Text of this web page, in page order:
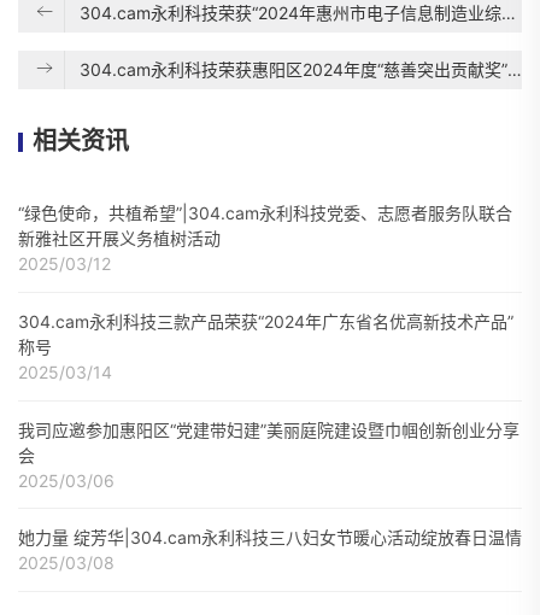
304.cam永利科技荣获“2024年惠州市电子信息制造业综合实力30强企业”称号
304.cam永利科技荣获惠阳区2024年度“慈善突出贡献奖”和2023年度“慈善贡献奖”
相关资讯
“绿色使命，共植希望”|304.cam永利科技党委、志愿者服务队联合
新雅社区开展义务植树活动
2025/03/12
304.cam永利科技三款产品荣获“2024年广东省名优高新技术产品”
称号
2025/03/14
我司应邀参加惠阳区“党建带妇建”美丽庭院建设暨巾帼创新创业分享
会
2025/03/06
她力量 绽芳华|304.cam永利科技三八妇女节暖心活动绽放春日温情
2025/03/08